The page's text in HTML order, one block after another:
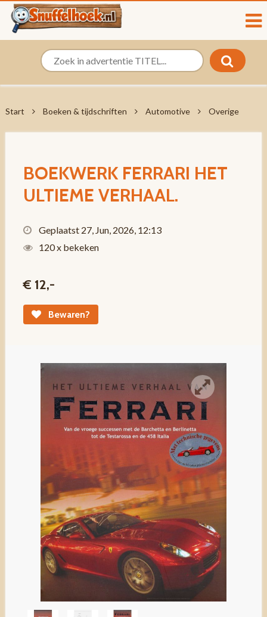
Start Boeken & tijdschriften Automotive Overige
BOEKWERK FERRARI HET
ULTIEME VERHAAL.
Geplaatst 27, Jun, 2026, 12:13
120 x bekeken
€ 12,-
Bewaren?